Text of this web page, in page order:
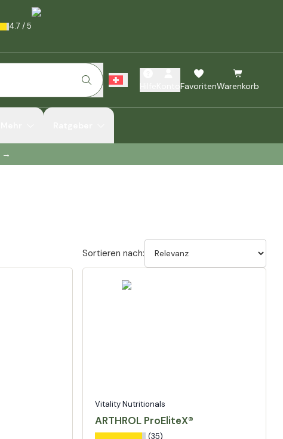
4.7 /5
FavoritenWarenkorb
→
Sortieren nach:
Vitality Nutritionals
ARTHROL ProEliteX®
(35)